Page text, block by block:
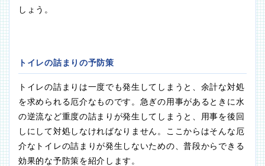
しょう。
トイレの詰まりの予防策
トイレの詰まりは一度でも発生してしまうと、余計な対処
を求められる厄介なものです。急ぎの用事があるときに水
の逆流など重度の詰まりが発生してしまうと、用事を後回
しにして対処しなければなりません。ここからはそんな厄
介なトイレの詰まりが発生しないための、普段からできる
効果的な予防策を紹介します。